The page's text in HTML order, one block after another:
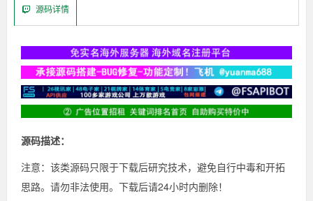
源码详情
源码描述：
注意：该类源码只限于下载后研究技术，避免自行中毒和开拓
思路。请勿非法使用。下载后请24小时内删除！